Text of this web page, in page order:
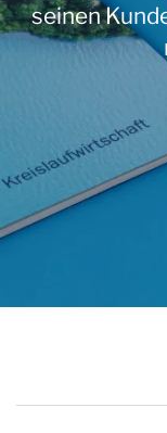
seinen